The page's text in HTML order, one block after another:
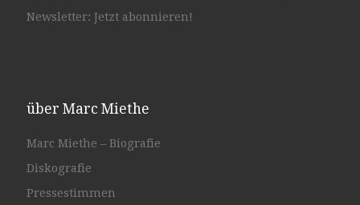
Newsletter: Jetzt abonnieren!
über Marc Miethe
Marc Miethe – Biografie
Diskografie
Pressestimmen